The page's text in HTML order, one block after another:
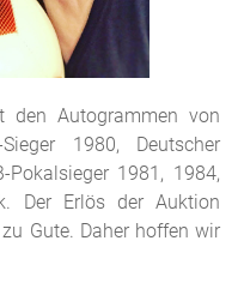
Autogrammen von
1980, Deutscher
1981, 1984,
Der Erlös der Auktion
Gute. Daher hoffen wir